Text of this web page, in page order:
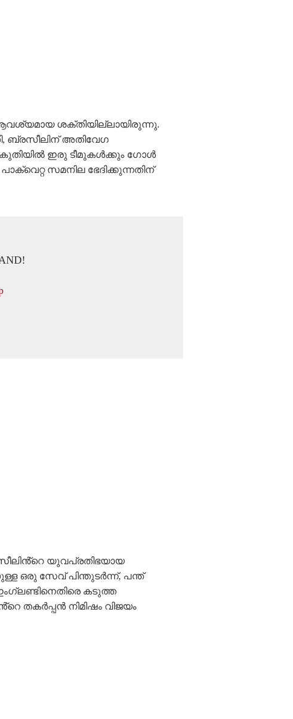
ശക്തിയില്ലായിരുന്നു.
ബ്രസീലിന് അതിവേഗ
ഇരു ടീമുകൾക്കും ഗോൾ
സമനില ഭേദിക്കുന്നതിന്
യുവപ്രതിഭയായ
ഒരു സേവ് പിന്തുടർന്ന്, പന്ത്
കടുത്ത
തകർപ്പൻ നിമിഷം വിജയം